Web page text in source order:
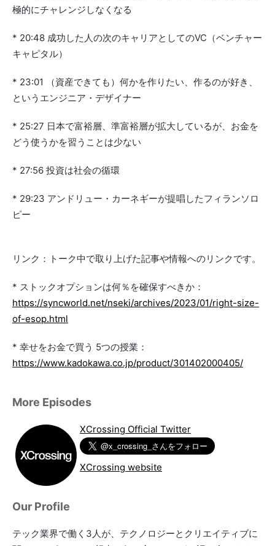
極的にチャレンジしなくなる
* 20:48 成功した人の次のキャリアとしてのVC（ベンチャー
キャピタル）
* 23:01 （資産できても）何かを作りたい、作るのが好き、
というエンジニア・デザイナー
* 25:27 日本で富裕層、準富裕層が拡大しているが、お金を
どう使うかを習うことは少ない
* 27:56 投資は社会の循環
* 29:23 アンドリュー・カーネギーが提唱したフィランソロ
ピー
リンク：トーク中で取り上げた記事や情報へのリンクです。
* ストックオプションは何％を確保すべきか：
https://syncworld.net/nseki/archives/2023/01/right-size-
of-esop.html
* 幸せをお金で買う 5つの授業：
https://www.kadokawa.co.jp/product/301402000405/
More Episodes
XCrossing Official Twitter
XCrossing website
Our Profile
テック業界で働く3人が、テクノロジーとクリエイティブに